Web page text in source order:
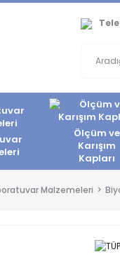
Ölçüm ve
Karışım
Kapları
Malzemeleri